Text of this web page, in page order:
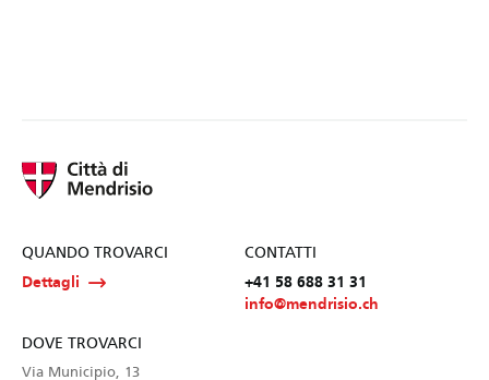
QUANDO TROVARCI
Dettagli
CONTATTI
+41 58 688 31 31
info@mendrisio.ch
DOVE TROVARCI
Via Municipio, 13